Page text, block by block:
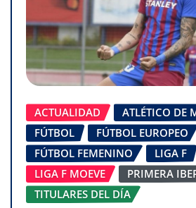
ACTUALIDAD
ATLÉTICO DE
FÚTBOL
FÚTBOL EUROPEO
FÚTBOL FEMENINO
LIGA F
LIGA F MOEVE
PRIMERA
TITULARES DEL DÍA